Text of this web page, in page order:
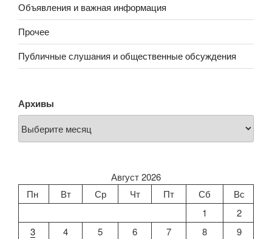
Объявления и важная информация
Прочее
Публичные слушания и общественные обсуждения
Архивы
Август 2026
Пн
Вт Ср Чт Пт Сб
Вс
1
2
3
4 5 6 7 8
9